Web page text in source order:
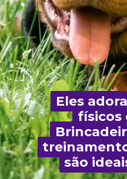
Eles
físicos
são
Eles
físicos
são